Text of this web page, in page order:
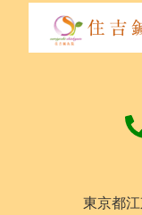
東京都